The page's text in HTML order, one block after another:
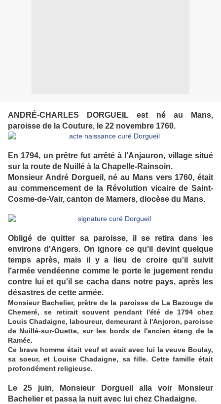
ANDRÉ-CHARLES DORGUEIL est né au Mans,
paroisse de la Couture, le 22 novembre 1760.
En 1794, un prêtre fut arrêté à l'Anjauron, village situé
sur la route de Nuillé à la Chapelle-Rainsoin.
Monsieur André Dorgueil, né au Mans vers 1760, était
au commencement de la Révolution vicaire de Saint-
Cosme-de-Vair, canton de Mamers, diocèse du Mans.
Obligé de quitter sa paroisse, il se retira dans les
environs d'Angers. On ignore ce qu'il devint quelque
temps après, mais il y a lieu de croire qu'il suivit
l'armée vendéenne comme le porte le jugement rendu
contre lui et qu'il se cacha dans notre pays, après les
désastres de cette armée.
Monsieur Bachelier, prêtre de la paroisse de La Bazouge de
Chemeré, se retirait souvent pendant l'été de 1794 chez
Louis Chadaigne, laboureur, demeurant à l'Anjoron, paroisse
de Nuillé-sur-Ouette, sur les bords de l'ancien étang de la
Ramée.
Ce brave homme était veuf et avait avec lui la veuve Boulay,
sa soeur, et Louise Chadaigne, sa fille. Cette famille était
profondément religieuse.
Le 25 juin, Monsieur Dorgueil alla voir Monsieur
Bachelier et passa la nuit avec lui chez Chadaigne.